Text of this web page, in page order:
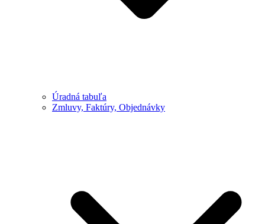
Úradná tabuľa
Zmluvy, Faktúry, Objednávky